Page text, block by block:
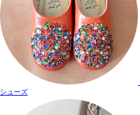
シューズ